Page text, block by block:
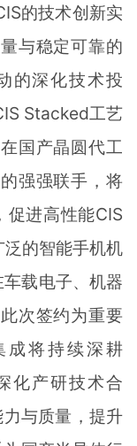
的技术创新实
与稳定可靠的
的深化技术投
Stacked工艺
国产晶圆代工
强强联手，将
促进高性能CIS
的智能手机机
载电子、机器
次签约为重要
成将持续深耕
化产研技术合
与质量，提升